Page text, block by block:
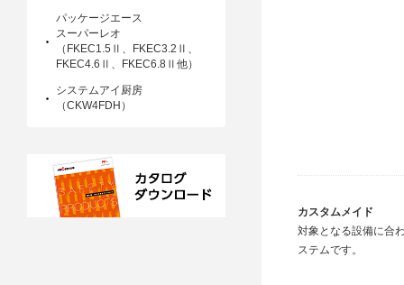
パッケージエース
スーパーレオ
（FKEC1.5Ⅱ、FKEC3.2Ⅱ、
FKEC4.6Ⅱ、FKEC6.8Ⅱ他）
システムアイ厨房
（CKW4FDH）
カスタムメイド
対象となる設備に合
ステムです。